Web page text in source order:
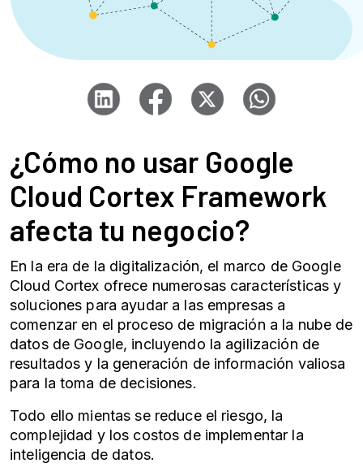
¿Cómo no usar Google
Cloud Cortex Framework
afecta tu negocio?
En la era de la digitalización, el marco de Google
Cloud Cortex ofrece numerosas características y
soluciones para ayudar a las empresas a
comenzar en el proceso de migración a la nube de
datos de Google, incluyendo la agilización de
resultados y la generación de información valiosa
para la toma de decisiones.
Todo ello mientas se reduce el riesgo, la
complejidad y los costos de implementar la
inteligencia de datos.